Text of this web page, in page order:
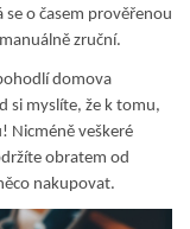
se o časem prověřenou
zruční.
domova
si myslíte, že k tomu,
Nicméně veškeré
obratem od
nakupovat.